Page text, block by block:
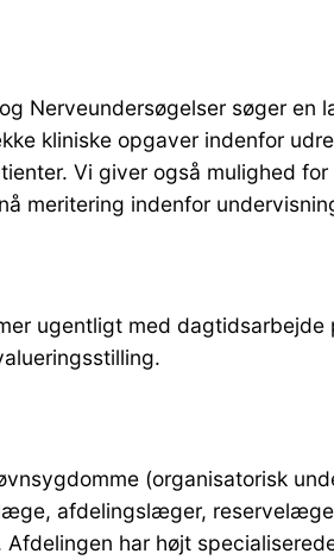
Nerveundersøgelser søger en
kliniske opgaver indenfor
Vi giver også mulighed
meritering indenfor
ugentligt med
(organisatorisk
afdelingslæger,
har højt